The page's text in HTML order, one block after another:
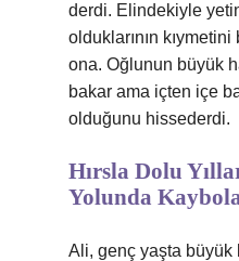
derdi. Elindekiyle
olduklarının
ona. Oğlunun büyük
bakar ama içten içe
olduğunu hissederdi.
Hırsla Dolu
Yolunda
Ali, genç yaşta büyük